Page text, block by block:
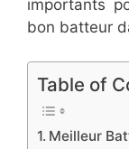
importants
bon batteur
Table of
Meilleur